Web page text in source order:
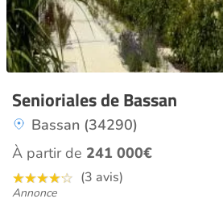
Senioriales de Bassan
Bassan (34290)
À partir de 241 000€
(3 avis)
Annonce